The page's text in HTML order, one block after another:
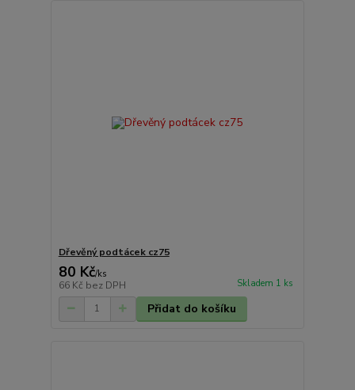
Dřevěný podtácek cz75
80 Kč/ks
66 Kč bez DPH Skladem 1 ks
Přidat do košíku